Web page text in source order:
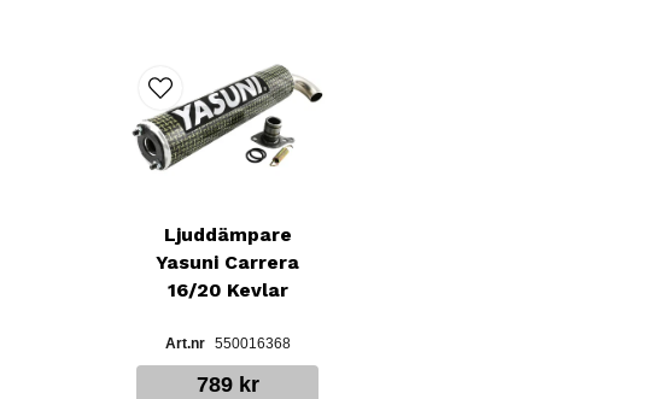
Ljuddämpare
Yasuni Carrera
16/20 Kevlar
550016368
789 kr